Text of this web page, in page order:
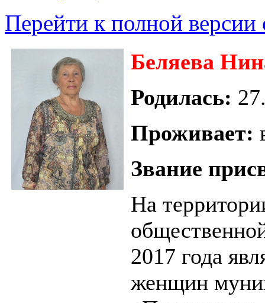
Перейти к полной версии
Беляева
Родилась:
Проживает:
Звание
На
2017 года
женщин